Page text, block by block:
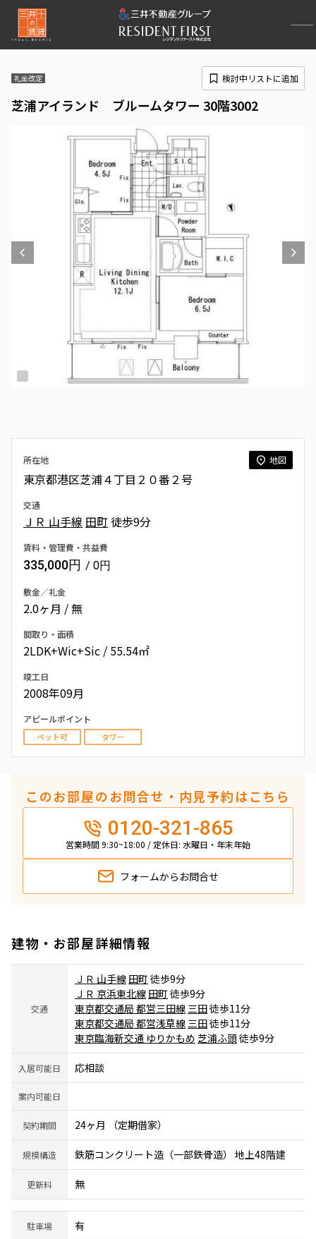
礼金改定
芝浦アイランド ブルームタワー 30階3002
検討中リストに追加
所在地 地図
東京都港区芝浦４丁目２０番２号
交通
ＪＲ 山手線 田町徒歩9分
賃料・管理費・共益費
335,000円 / 0円
敷金／礼金
2.0ヶ月 / 無
間取り・面積
2LDK+Wic+Sic / 55.54㎡
竣工日
2008年09月
アピールポイント
ペット可 タワー
このお部屋のお問合せ・内見予約はこちら
0120-321-865
営業時間 9:30~18:00 / 定休日: 水曜日・年末年始
フォームから お問合せ
建物・お部屋詳細情報
交通
ＪＲ 山手線 田町 徒歩9分
ＪＲ 京浜東北線 田町 徒歩9分
東京都交通局 都営三田線三田徒歩11分
東京都交通局 都営浅草線三田徒歩11分
東京臨海新交通 ゆりかもめ 芝浦ふ頭徒歩9分
入居可能日 応相談
案内可能日
契約期間 24ヶ月 （定期借家）
規模構造 鉄筋コンクリート造（一部鉄骨造） 地上48階建
更新料 無
駐車場 有